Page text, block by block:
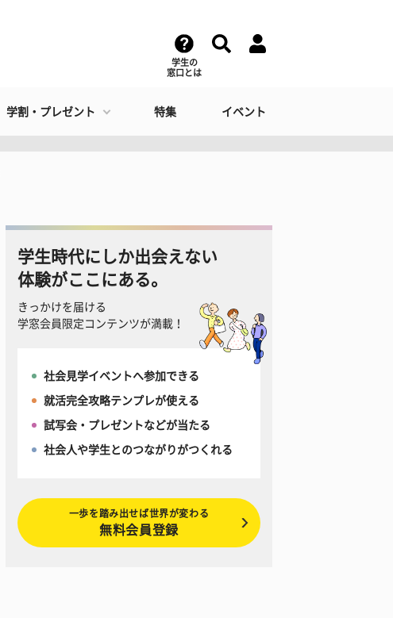
学生の
窓口とは
学割・プレゼント 特集 イベント
学生時代にしか出会えない
体験がここにある。
きっかけを届ける
学窓会員限定コンテンツが満載！
社会見学イベントへ参加できる
就活完全攻略テンプレが使える
試写会・プレゼントなどが当たる
社会人や学生とのつながりがつくれる
一歩を踏み出せば世界が変わる
無料会員登録